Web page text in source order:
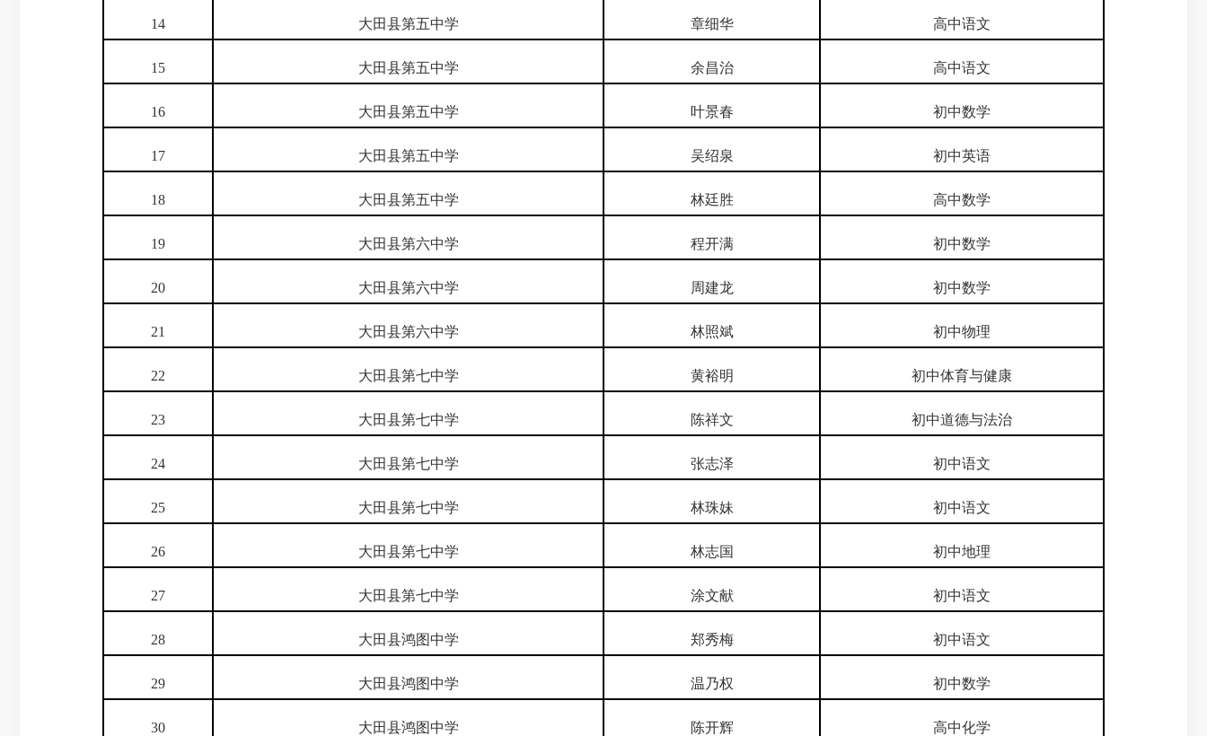
14 大田县第五中学 章细华 高中语文
15 大田县第五中学 余昌治 高中语文
16 大田县第五中学 叶景春 初中数学
17 大田县第五中学 吴绍泉 初中英语
18 大田县第五中学 林廷胜 高中数学
19 大田县第六中学 程开满 初中数学
20 大田县第六中学 周建龙 初中数学
21 大田县第六中学 林照斌 初中物理
22 大田县第七中学 黄裕明 初中体育与健康
23 大田县第七中学 陈祥文 初中道德与法治
24 大田县第七中学 张志泽 初中语文
25 大田县第七中学 林珠妹 初中语文
26 大田县第七中学 林志国 初中地理
27 大田县第七中学 涂文献 初中语文
28 大田县鸿图中学 郑秀梅 初中语文
29 大田县鸿图中学 温乃权 初中数学
30 大田县鸿图中学 陈开辉 高中化学